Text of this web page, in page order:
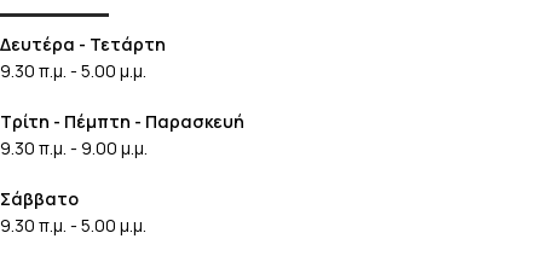
Δευτέρα - Τετάρτη
9.30 π.μ. - 5.00 μ.μ.
Τρίτη - Πέμπτη - Παρασκευή
9.30 π.μ. - 9.00 μ.μ.
Σάββατο
9.30 π.μ. - 5.00 μ.μ.